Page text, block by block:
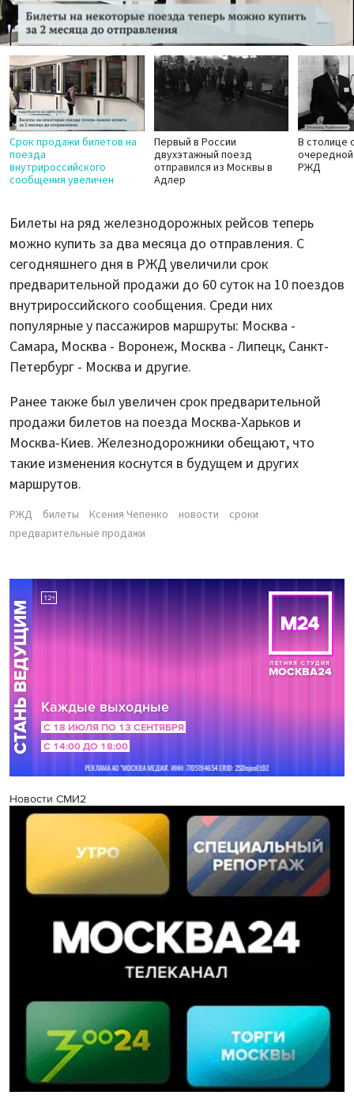
Video
Срок продажи билетов на
поезда
внутрироссийского
сообщения увеличен
Первый в России
двухэтажный поезд
отправился из Москвы в
Адлер
В столице
РЖД
Билеты на ряд железнодорожных рейсов теперь
можно купить за два месяца до отправления. С
сегодняшнего дня в РЖД увеличили срок
предварительной продажи до 60 суток на 10 поездов
внутрироссийского сообщения. Среди них
популярные у пассажиров маршруты: Москва -
Самара, Москва - Воронеж, Москва - Липецк, Санкт-
Петербург - Москва и другие.
Ранее также был увеличен срок предварительной
продажи билетов на поезда Москва-Харьков и
Москва-Киев. Железнодорожники обещают, что
такие изменения коснутся в будущем и других
маршрутов.
РЖД билеты Ксения Чепенко новости
сроки
предварительные продажи
Новости СМИ2